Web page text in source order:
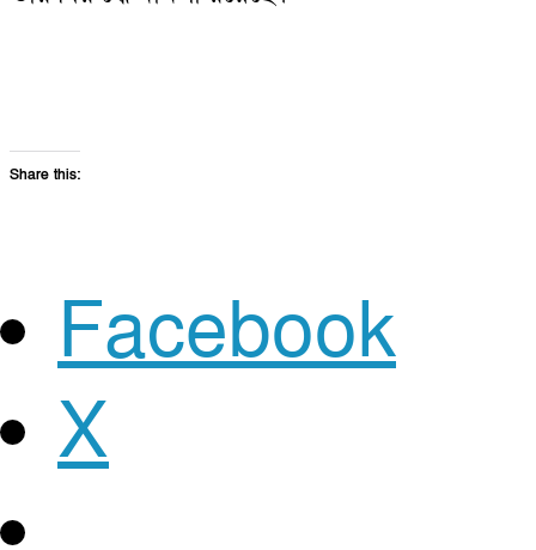
Share this:
Facebook
X